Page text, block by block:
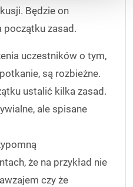
Będzie on
początku zasad.
uczestników o tym,
są rozbieżne.
ustalić kilka zasad.
ale spisane
że na przykład nie
czy że